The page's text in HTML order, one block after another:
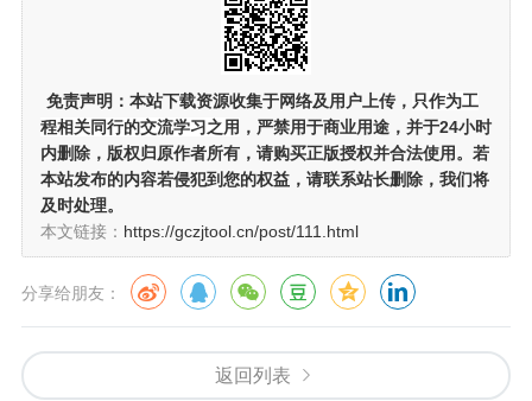
免责声明： 本站下载资源收集于网络及用户上传， 只作为工
程相关同行的交流学习之用 ，严禁用于商业用途，并于24小时
内删除，版权归原作者所有，请购买正版授权并合法使用。若
本站发布的内容若侵犯到您的权益，请联系站长删除，我们将
及时处理。
本文链接： https://gczjtool.cn/post/111.html
分享给朋友：
返回列表